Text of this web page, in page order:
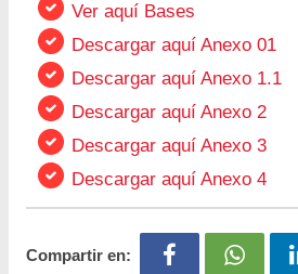
Ver aquí Bases
Descargar aquí Anexo 01
Descargar aquí Anexo 1.1
Descargar aquí Anexo 2
Descargar aquí Anexo 3
Descargar aquí Anexo 4
Compartir en: